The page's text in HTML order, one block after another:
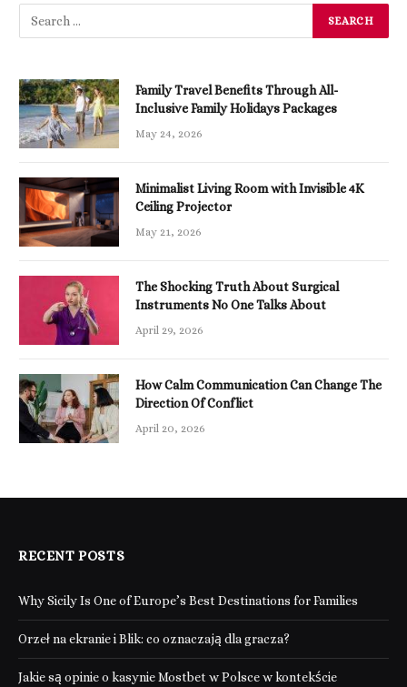
Family Travel Benefits Through All-
Inclusive Family Holidays Packages
May 24, 2026
Minimalist Living Room with Invisible 4K
Ceiling Projector
May 21, 2026
The Shocking Truth About Surgical
Instruments No One Talks About
April 29, 2026
How Calm Communication Can Change The
Direction Of Conflict
April 20, 2026
RECENT POSTS
Why Sicily Is One of Europe’s Best Destinations for Families
Orzeł na ekranie i Blik: co oznaczają dla gracza?
Jakie są opinie o kasynie Mostbet w Polsce w kontekście